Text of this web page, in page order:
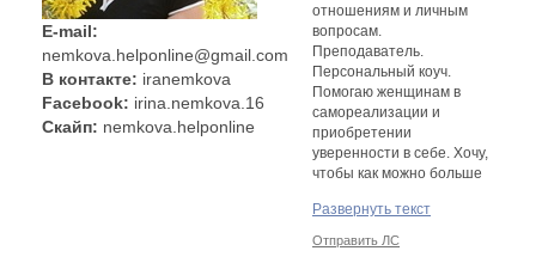
E-mail:
nemkova.helponline@gmail.com
В контакте: iranemkova
Facebook: irina.nemkova.16
Скайп: nemkova.helponline
отношениям и личным
вопросам.
Преподаватель.
Персональный коуч.
Помогаю женщинам в
самореализации и
приобретении
уверенности в себе. Хочу,
чтобы как можно больше
и счастливыми.
Консультирую по скайпу.
Развернуть текст
Отправить ЛС